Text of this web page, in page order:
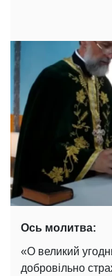
Ось молитва:
«О великий
добровільно